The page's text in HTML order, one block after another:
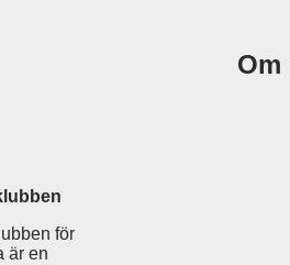
Om
för
är en